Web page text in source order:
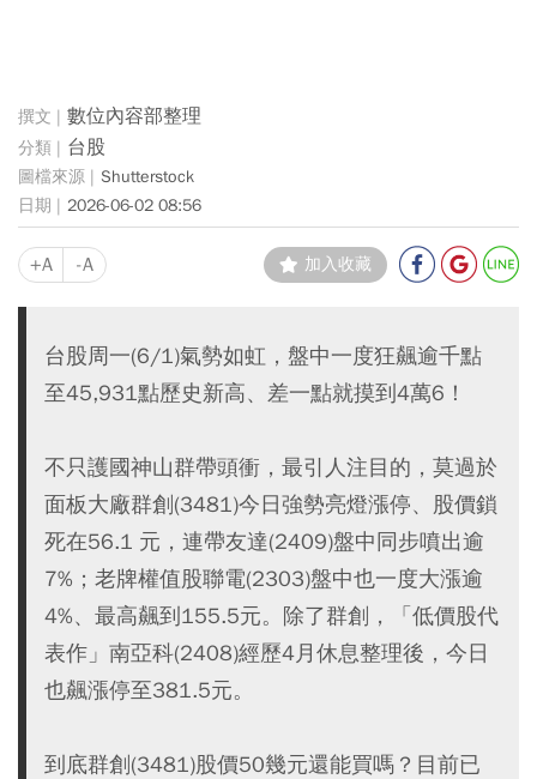
數位內容部整理
台股
Shutterstock
2026-06-02 08:56
+A -A 加入收藏
台股周一(6/1)氣勢如虹，盤中一度狂飆逾千點
至45,931點歷史新高、差一點就摸到4萬6！
不只護國神山群帶頭衝，最引人注目的，莫過於
面板大廠群創(3481)今日強勢亮燈漲停、股價鎖
死在56.1 元，連帶友達(2409)盤中同步噴出逾
7%；老牌權值股聯電(2303)盤中也一度大漲逾
4%、最高飆到155.5元。除了群創，「低價股代
表作」南亞科(2408)經歷4月休息整理後，今日
也飆漲停至381.5元。
到底群創(3481)股價50幾元還能買嗎？目前已